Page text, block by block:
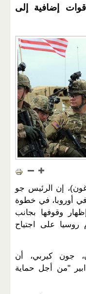
قوات إضافية إلى
إن الرئيس جو
أوروبا، في خطوة
وقوفها بجانب
على اجتياح
جون كيربي، أن
"من أجل حماية